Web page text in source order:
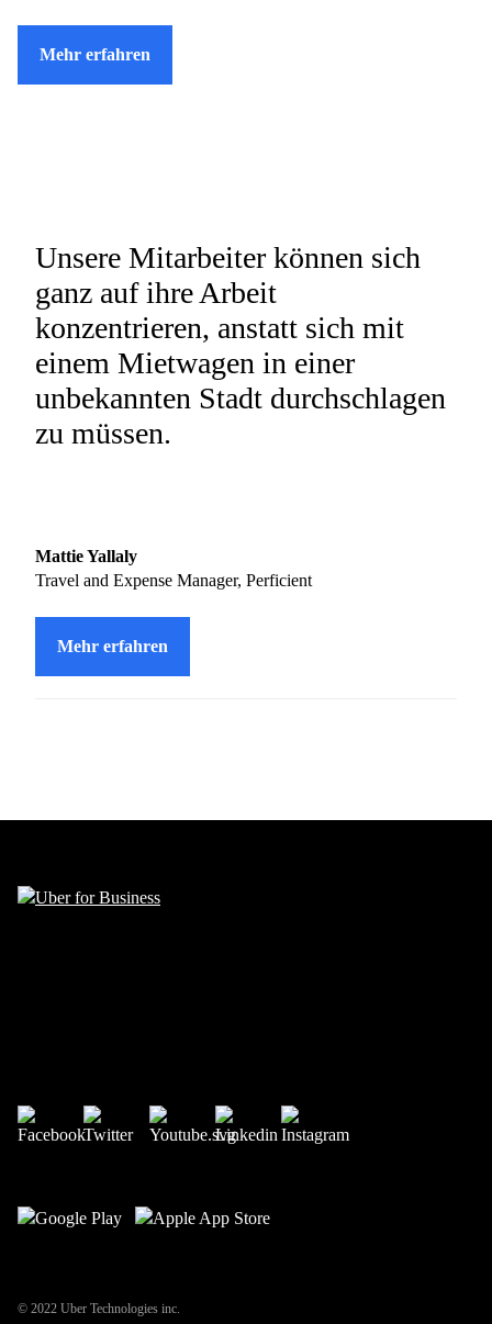
Mehr erfahren
Unsere Mitarbeiter können sich
ganz auf ihre Arbeit
konzentrieren, anstatt sich mit
einem Mietwagen in einer
unbekannten Stadt durchschlagen
zu müssen.
Mattie Yallaly
Travel and Expense Manager, Perficient
Mehr erfahren
© 2022 Uber Technologies inc.